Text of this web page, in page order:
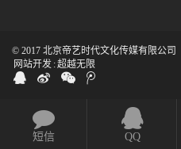
© 2017 北京帝艺时代文化传媒有限公司
网站开发 :超越无限
短信 QQ